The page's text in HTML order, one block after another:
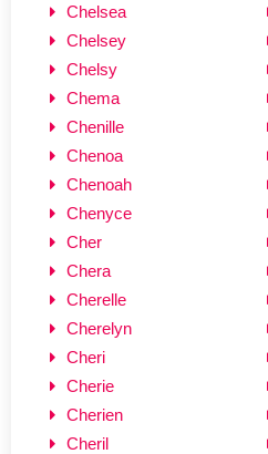
Chelsea
Chelsey
Chelsy
Chema
Chenille
Chenoa
Chenoah
Chenyce
Cher
Chera
Cherelle
Cherelyn
Cheri
Cherie
Cherien
Cheril